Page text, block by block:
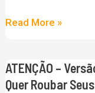
Read More »
ATENÇÃO –
Quer Roubar
ATENÇÃO
–